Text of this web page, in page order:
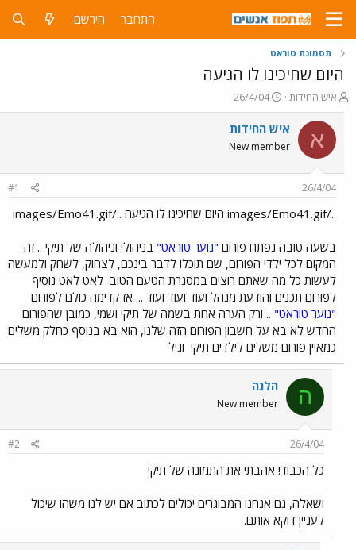
התחבר הירשם
תסמונת טוראט
היום שחיכינו לו הגיעה
פ
ו
ת
ח
ה
ש
איש החידות
פ
ו
ר
ם
ר
26/4/04
א איש החידות
New member
26/4/04
#1
../images/Emo41.gif היום שחיכינו לו הגיעה ../images/Emo41.gif
בשעה טובה נפתח פורום "נוער טוראט" בניהולי וניהולה של תיקי .. זה
המקום לכל ילדי הפורום, שם תוכלו לדבר בינכם, לצחוק, לשחק ולמעשה
לעשות כל מה שאתם רוצים במסגרת הטעם הטוב לאט לאט נוסיף
לפורום תכנים והודעת מנהל ועוד ועוד ועוד ... אז קדימה כולם לפורום
"נוער טוראט" .. ורק הערה אחת בשמה של תיקי ושמי, כמובן שהפורום
החדש לא בא על חשבון הפורום הזה שלנו, הוא בא בנוסף כחלק משלים
כמאיין פורום משלים לילדים תיקי וגיל
ה הלנה
New member
26/4/04
#2
כל הכבוד! אהבתי את התמונה של תיקי
ושאלה, גם אנחנו המבוגרים יכולים לכתוב אם יש לנו משהו שיכול
לעניין דוקא אותם.